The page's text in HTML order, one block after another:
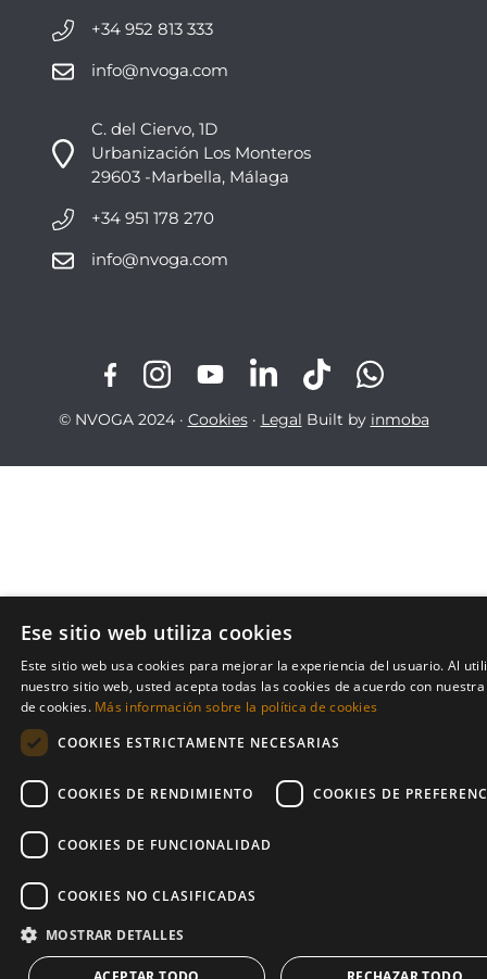
+34 952 813 333
info@nvoga.com
C. del Ciervo, 1D
Urbanización Los Monteros
29603 -Marbella, Málaga
+34 951 178 270
info@nvoga.com
© NVOGA 2024 · Cookies· Legal Built by inmoba
Ese sitio web utiliza cookies
Este sitio web usa cookies para mejorar la experiencia del usuario. Al
nuestro sitio web, usted acepta todas las cookies de acuerdo con
de cookies. Más información sobre la política de cookies
COOKIES ESTRICTAMENTE NECESARIAS
COOKIES DE RENDIMIENTO COOKIES DE
COOKIES DE FUNCIONALIDAD
COOKIES NO CLASIFICADAS
MOSTRAR DETALLES